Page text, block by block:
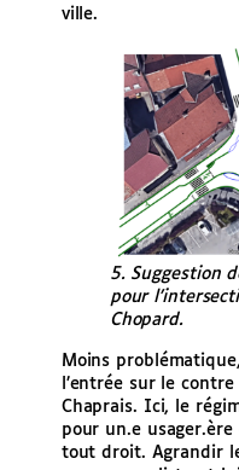
ville.
5. Suggestion
pour
Chopard.
Moins
l’entrée sur le
Chaprais. Ici, le
pour un.e
tout droit. Agrandir